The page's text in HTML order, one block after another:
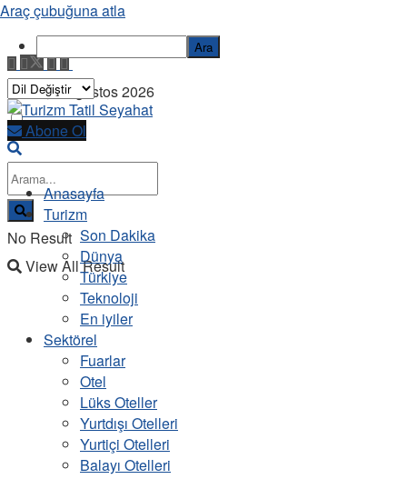
Cuma, 7 Ağustos 2026
No Result
View All Result
Abone Ol
Anasayfa
Turizm
Son Dakika
Dünya
Türkiye
Teknoloji
En iyiler
Sektörel
Fuarlar
Otel
Lüks Oteller
Yurtdışı Otelleri
Yurtiçi Otelleri
Balayı Otelleri
Araç çubuğuna atla
Ara